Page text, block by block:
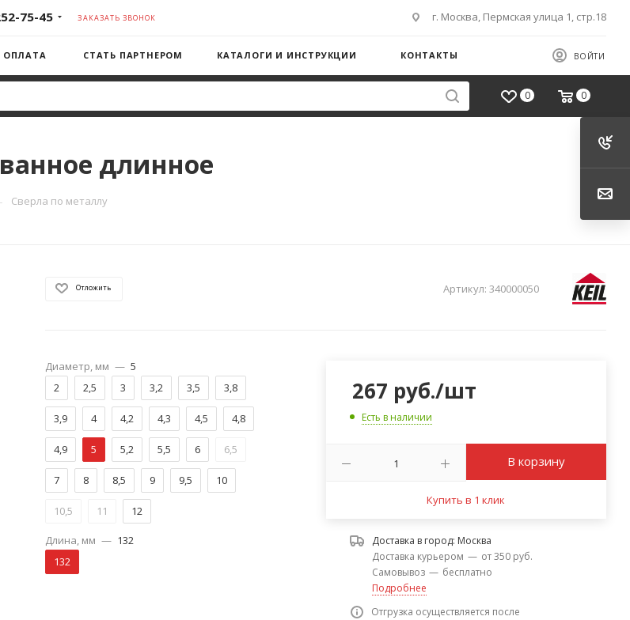
75-45 ЗАКАЗАТЬ ЗВОНОК г. Москва, Пермская улица 1, стр.18
ВОЙТИ
ОПЛАТА СТАТЬ ПАРТНЕРОМ КАТАЛОГИ И ИНСТРУКЦИИ КОНТАКТЫ
0 0
длинное
Сверла по металлу
Отложить Артикул: 340000050
Диаметр, мм — 5
2
2,5 3 3,2 3,5 3,8
3,9 4 4,2 4,3 4,5 4,8
4,9 5 5,2 5,5 6 6,5
7 8 8,5 9 9,5 10
10,5 11 12
Длина, мм — 132
132
267 руб./шт
Есть в наличии
В корзину
Купить в 1 клик
Доставка в город: Москва
Доставка курьером — от 350 руб.
Самовывоз — бесплатно
Подробнее
Отгрузка осуществляется после